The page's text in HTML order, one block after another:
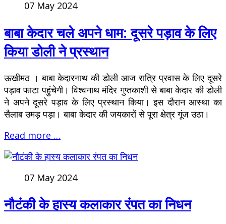
07 May 2024
बाबा केदार चले अपने धाम: दूसरे पड़ाव के लिए
किया डोली ने प्रस्थान
ऊखीमठ । बाबा केदारनाथ की डोली आज रात्रि प्रवास के लिए दूसरे
पड़ाव फाटा पहुंचेगी। विश्वनाथ मंदिर गुप्तकाशी से बाबा केदार की डोली
ने अपने दूसरे पड़ाव के लिए प्रस्थान किया। इस दौरान आस्था का
सैलाब उमड़ पड़ा। बाबा केदार की जयकारों से पूरा क्षेत्र गूंज उठा।
Read more …
07 May 2024
नौटंकी के हास्य कलाकार रंपत का निधन